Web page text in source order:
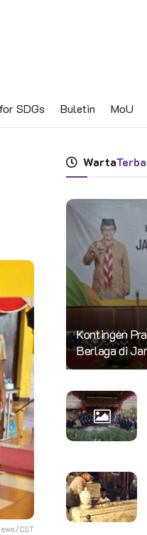
SDGs Buletin MoU
CST
Warta
Kontingen
Berlaga di